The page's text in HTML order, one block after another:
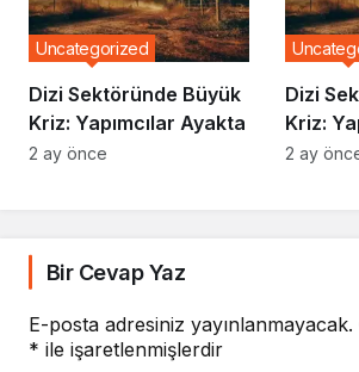
Dizi Sektöründe Büyük
Kriz: Yapımcılar Ayakta
Uncategorized
2 ay önce
Dizi
Kriz:
2 ay
Bir Cevap Yaz
E-posta adresiniz yayınlanmayacak.
* ile işaretlenmişlerdir